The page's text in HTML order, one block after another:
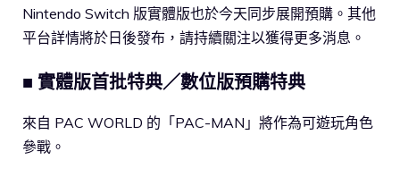
Nintendo Switch 版實體版也於今天同步展開預購。其他
平台詳情將於日後發布，請持續關注以獲得更多消息。
■ 實體版首批特典／數位版預購特典
來自 PAC WORLD 的「PAC-MAN」將作為可遊玩角色
參戰。